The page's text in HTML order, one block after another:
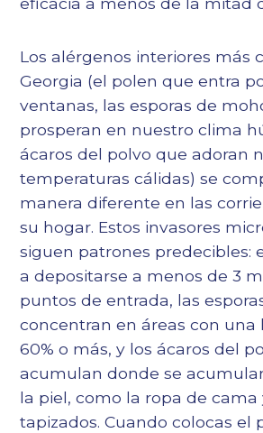
Los alérgenos interiores más
Georgia (el polen que entra
ventanas, las esporas de
prosperan en nuestro clima
ácaros del polvo que adoran
temperaturas cálidas) se
manera diferente en las
su hogar. Estos invasores
siguen patrones predecibles:
a depositarse a menos de 3
puntos de entrada, las
concentran en áreas con
60% o más, y los ácaros del
acumulan donde se
la piel, como la ropa de cama
tapizados. Cuando colocas el